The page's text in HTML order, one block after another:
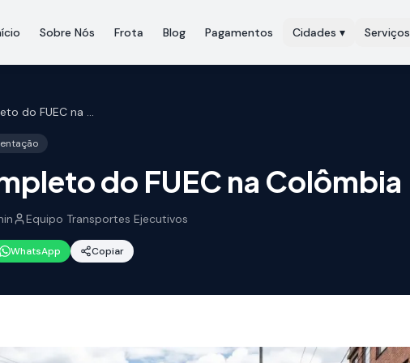
Sobre Nós Frota Blog Pagamentos Cidades ▾ Serviços
Guia Completo do FUEC na Colômbia
do FUEC na Colômbia
Equipo Transportes Ejecutivos
WhatsApp Copiar